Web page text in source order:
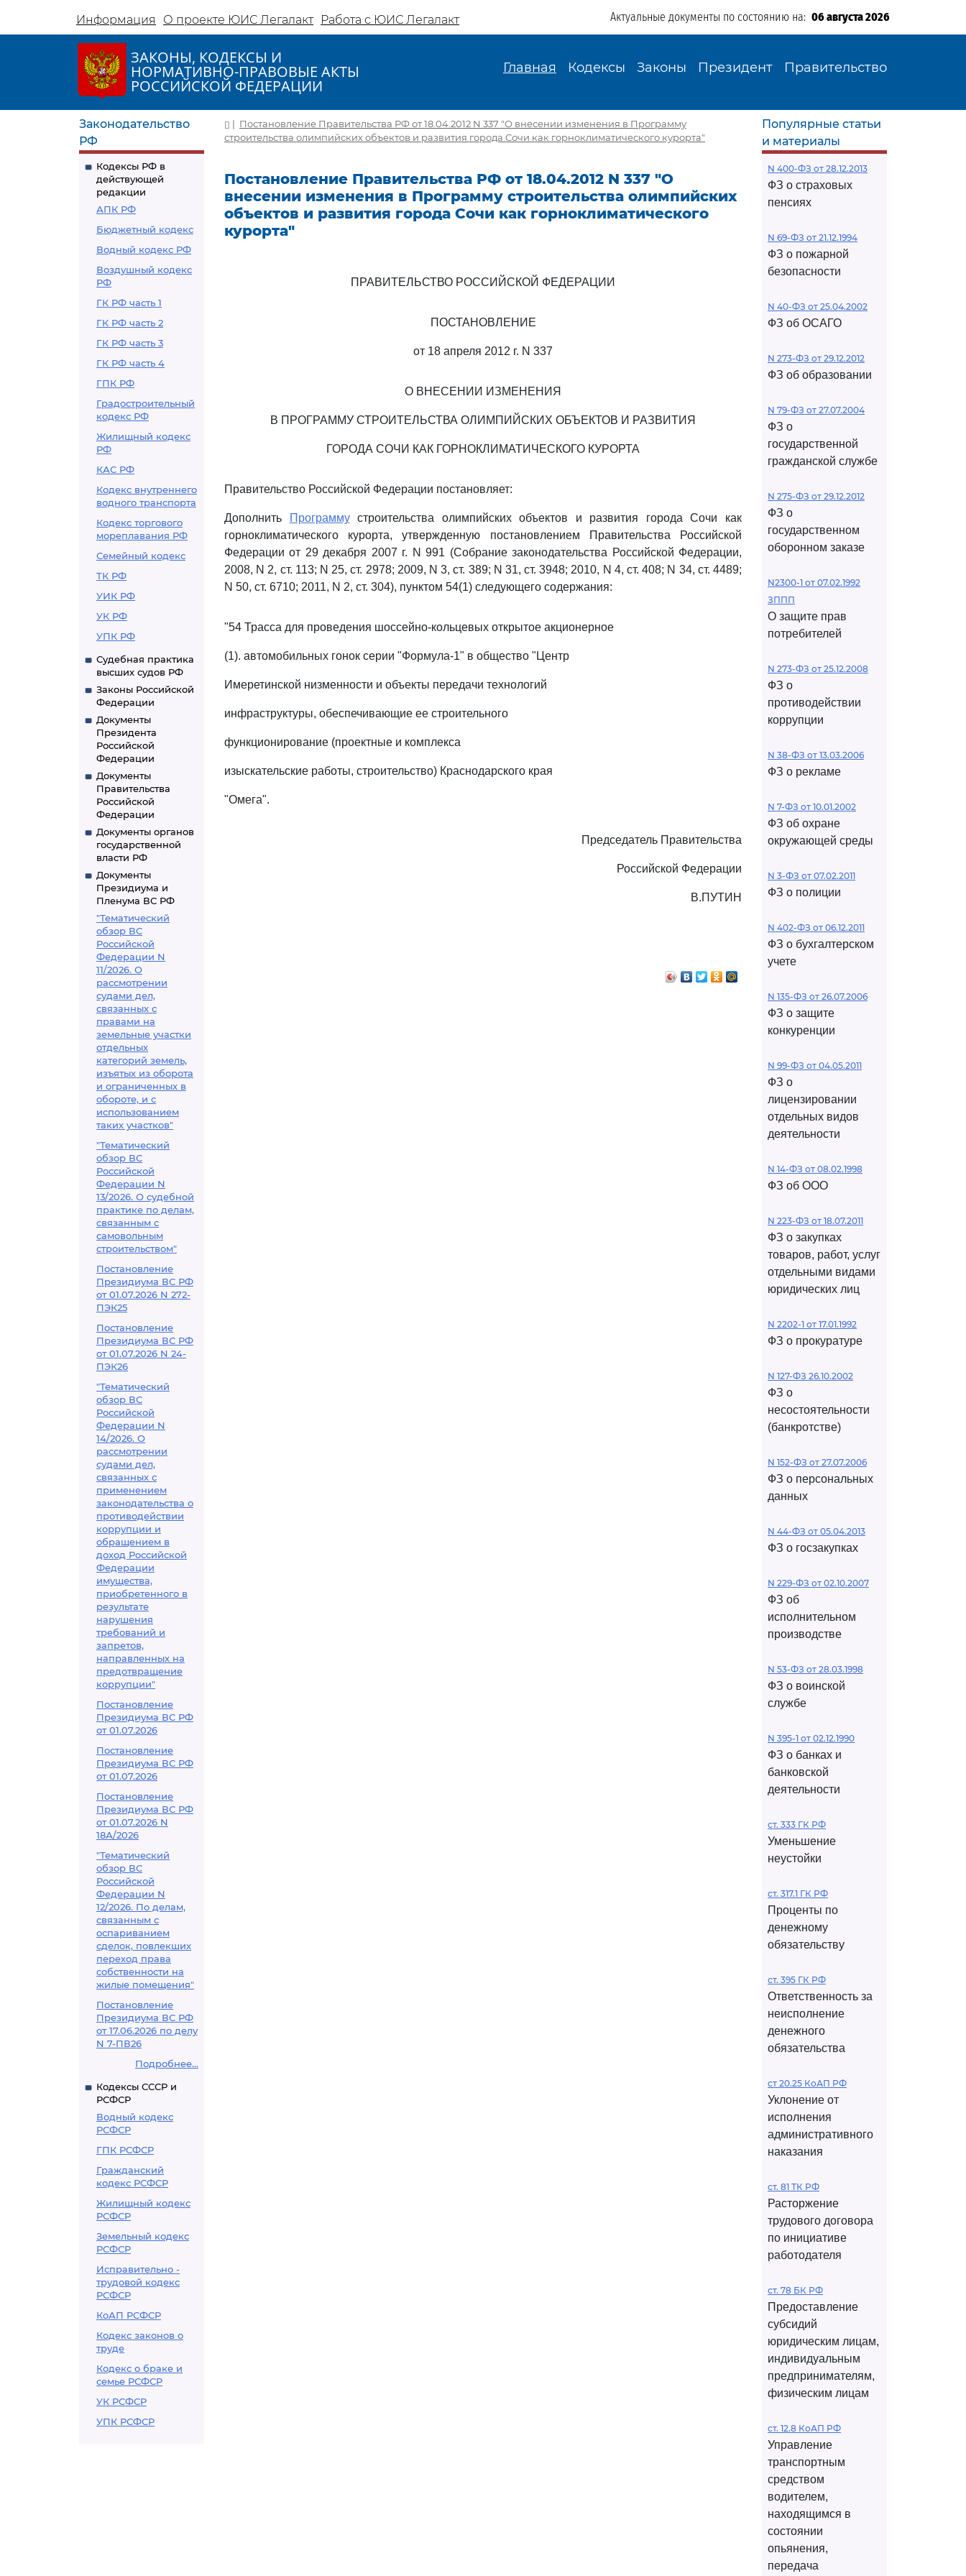
Информация О проекте ЮИС Легалакт Работа с ЮИС Легалакт Актуальные документы по состоянию на: 06 августа 2026
ЗАКОНЫ, КОДЕКСЫ И
НОРМАТИВНО-ПРАВОВЫЕ АКТЫ
РОССИЙСКОЙ ФЕДЕРАЦИИ
Главная Кодексы Законы Президент Правительство
Законодательство
РФ
Кодексы РФ в
действующей
редакции
АПК РФ
Бюджетный кодекс
Водный кодекс РФ
Воздушный кодекс
РФ
ГК РФ часть 1
ГК РФ часть 2
ГК РФ часть 3
ГК РФ часть 4
ГПК РФ
Градостроительный
кодекс РФ
Жилищный кодекс
РФ
КАС РФ
Кодекс внутреннего
водного транспорта
Кодекс торгового
мореплавания РФ
Семейный кодекс
ТК РФ
УИК РФ
УК РФ
УПК РФ
Судебная практика
высших судов РФ
Законы Российской
Федерации
Документы
Президента
Российской
Федерации
Документы
Правительства
Российской
Федерации
Документы органов
государственной
власти РФ
Документы
Президиума и
Пленума ВС РФ
"Тематический
обзор ВС
Российской
Федерации N
11/2026. О
рассмотрении
судами дел,
связанных с
правами на
земельные участки
отдельных
категорий земель,
изъятых из оборота
и ограниченных в
обороте, и с
использованием
таких участков"
"Тематический
обзор ВС
Российской
Федерации N
13/2026. О судебной
практике по делам,
связанным с
самовольным
строительством"
Постановление
Президиума ВС РФ
от 01.07.2026 N 272-
ПЭК25
Постановление
Президиума ВС РФ
от 01.07.2026 N 24-
ПЭК26
"Тематический
обзор ВС
Российской
Федерации N
14/2026. О
рассмотрении
судами дел,
связанных с
применением
законодательства о
противодействии
коррупции и
обращением в
доход Российской
Федерации
имущества,
приобретенного в
результате
нарушения
требований и
запретов,
направленных на
предотвращение
коррупции"
Постановление
Президиума ВС РФ
от 01.07.2026
Постановление
Президиума ВС РФ
от 01.07.2026
Постановление
Президиума ВС РФ
от 01.07.2026 N
18А/2026
"Тематический
обзор ВС
Российской
Федерации N
12/2026. По делам,
связанным с
оспариванием
сделок, повлекших
переход права
собственности на
жилые помещения"
Постановление
Президиума ВС РФ
от 17.06.2026 по делу
N 7-ПВ26
Подробнее...
Кодексы СССР и
РСФСР
Водный кодекс
РСФСР
ГПК РСФСР
Гражданский
кодекс РСФСР
Жилищный кодекс
РСФСР
Земельный кодекс
РСФСР
Исправительно -
трудовой кодекс
РСФСР
КоАП РСФСР
Кодекс законов о
труде
Кодекс о браке и
семье РСФСР
УК РСФСР
УПК РСФСР
| Постановление Правительства РФ от 18.04.2012 N 337 "О внесении изменения в Программу
строительства олимпийских объектов и развития города Сочи как горноклиматического курорта"
Постановление Правительства РФ от 18.04.2012 N 337 "О
внесении изменения в Программу строительства олимпийских
объектов и развития города Сочи как горноклиматического
курорта"
ПРАВИТЕЛЬСТВО РОССИЙСКОЙ ФЕДЕРАЦИИ
ПОСТАНОВЛЕНИЕ
от 18 апреля 2012 г. N 337
О ВНЕСЕНИИ ИЗМЕНЕНИЯ
В ПРОГРАММУ СТРОИТЕЛЬСТВА ОЛИМПИЙСКИХ ОБЪЕКТОВ И РАЗВИТИЯ
ГОРОДА СОЧИ КАК ГОРНОКЛИМАТИЧЕСКОГО КУРОРТА
Правительство Российской Федерации постановляет:
Дополнить Программустроительства олимпийских объектов и развития города Сочи как
горноклиматического курорта, утвержденную постановлением Правительства Российской
Федерации от 29 декабря 2007 г. N 991 (Собрание законодательства Российской Федерации,
2008, N 2, ст. 113; N 25, ст. 2978; 2009, N 3, ст. 389; N 31, ст. 3948; 2010, N 4, ст. 408; N 34, ст. 4489;
N 50, ст. 6710; 2011, N 2, ст. 304), пунктом 54(1) следующего содержания:
"54 Трасса для проведения шоссейно-кольцевых открытое акционерное
(1). автомобильных гонок серии "Формула-1" в общество "Центр
Имеретинской низменности и объекты передачи технологий
инфраструктуры, обеспечивающие ее строительного
функционирование (проектные и комплекса
изыскательские работы, строительство) Краснодарского края
"Омега".
Председатель Правительства
Российской Федерации
В.ПУТИН
Популярные статьи
и материалы
N 400-ФЗ от 28.12.2013
ФЗ о страховых
пенсиях
N 69-ФЗ от 21.12.1994
ФЗ о пожарной
безопасности
N 40-ФЗ от 25.04.2002
ФЗ об ОСАГО
N 273-ФЗ от 29.12.2012
ФЗ об образовании
N 79-ФЗ от 27.07.2004
ФЗ о
государственной
гражданской службе
N 275-ФЗ от 29.12.2012
ФЗ о
государственном
оборонном заказе
N2300-1 от 07.02.1992
ЗППП
О защите прав
потребителей
N 273-ФЗ от 25.12.2008
ФЗ о
противодействии
коррупции
N 38-ФЗ от 13.03.2006
ФЗ о рекламе
N 7-ФЗ от 10.01.2002
ФЗ об охране
окружающей среды
N 3-ФЗ от 07.02.2011
ФЗ о полиции
N 402-ФЗ от 06.12.2011
ФЗ о бухгалтерском
учете
N 135-ФЗ от 26.07.2006
ФЗ о защите
конкуренции
N 99-ФЗ от 04.05.2011
ФЗ о
лицензировании
отдельных видов
деятельности
N 14-ФЗ от 08.02.1998
ФЗ об ООО
N 223-ФЗ от 18.07.2011
ФЗ о закупках
товаров, работ, услуг
отдельными видами
юридических лиц
N 2202-1 от 17.01.1992
ФЗ о прокуратуре
N 127-ФЗ 26.10.2002
ФЗ о
несостоятельности
(банкротстве)
N 152-ФЗ от 27.07.2006
ФЗ о персональных
данных
N 44-ФЗ от 05.04.2013
ФЗ о госзакупках
N 229-ФЗ от 02.10.2007
ФЗ об
исполнительном
производстве
N 53-ФЗ от 28.03.1998
ФЗ о воинской
службе
N 395-1 от 02.12.1990
ФЗ о банках и
банковской
деятельности
ст. 333 ГК РФ
Уменьшение
неустойки
ст. 317.1 ГК РФ
Проценты по
денежному
обязательству
ст. 395 ГК РФ
Ответственность за
неисполнение
денежного
обязательства
ст 20.25 КоАП РФ
Уклонение от
исполнения
административного
наказания
ст. 81 ТК РФ
Расторжение
трудового договора
по инициативе
работодателя
ст. 78 БК РФ
Предоставление
субсидий
юридическим лицам,
индивидуальным
предпринимателям,
физическим лицам
ст. 12.8 КоАП РФ
Управление
транспортным
средством
водителем,
находящимся в
состоянии
опьянения,
передача